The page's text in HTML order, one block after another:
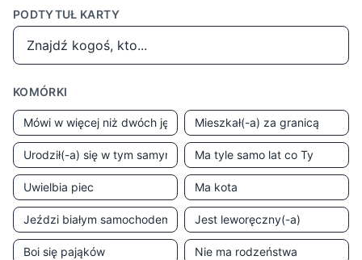
PODTYTUŁ KARTY
KOMÓRKI